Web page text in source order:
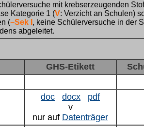
mit krebserzeugenden
Kategorie 1 (V: Verzicht an Schulen)
(−Sek I , keine Schülerversuche in der
abgeleitet.
GHS-Etikett
doc docx
pdf
v
nur auf Datenträger